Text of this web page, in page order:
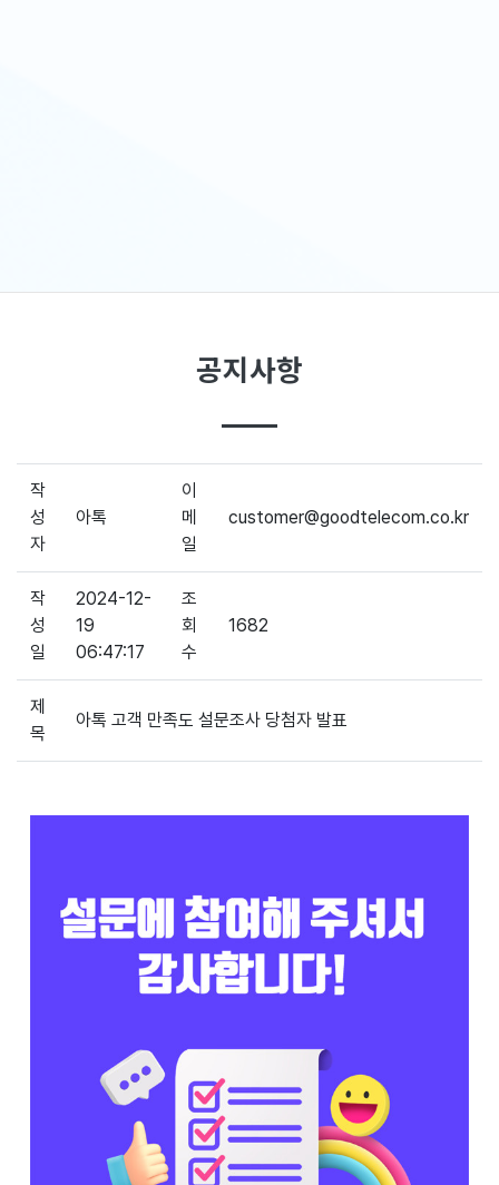
공지사항
작
성
자
아톡
이
메
일
customer@goodtelecom.co.kr
작
성
일
2024-12-
19
06:47:17
조
회
수
1682
제
목
아톡 고객 만족도 설문조사 당첨자 발표